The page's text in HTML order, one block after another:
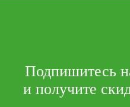
определённо пойдёт на
Подпишитесь
и получите